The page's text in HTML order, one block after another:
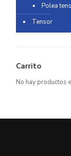
Polea
Tensor
Carrito
No hay productos